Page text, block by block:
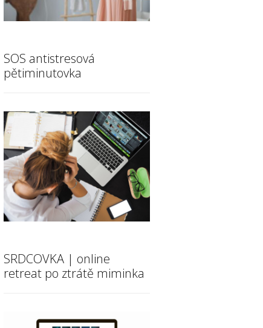
SOS antistresová
pětiminutovka
SRDCOVKA | online
retreat po ztrátě miminka